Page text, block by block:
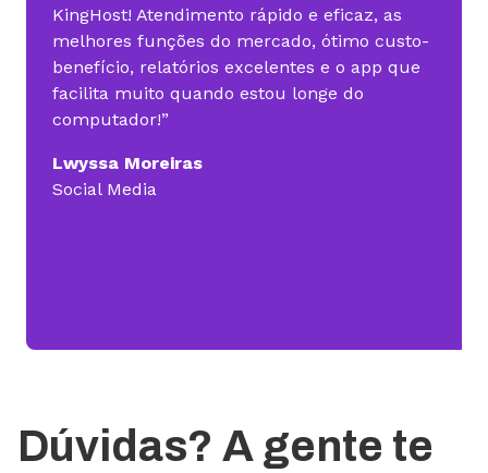
KingHost! Atendimento rápido e eficaz, as
melhores funções do mercado, ótimo custo-
benefício, relatórios excelentes e o app que
facilita muito quando estou longe do
computador!”
Lwyssa Moreiras
Social Media
Dúvidas? A gente te